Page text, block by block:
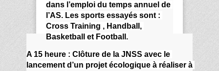
dans l’emploi du temps annuel de
l’AS. Les sports essayés sont :
Cross Training , Handball,
Basketball et Football.
A 15 heure : Clôture de la JNSS avec le
lancement d’un projet écologique à réaliser à